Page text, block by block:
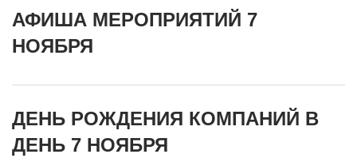
АФИША МЕРОПРИЯТИЙ 7
НОЯБРЯ
ДЕНЬ РОЖДЕНИЯ КОМПАНИЙ В
ДЕНЬ 7 НОЯБРЯ